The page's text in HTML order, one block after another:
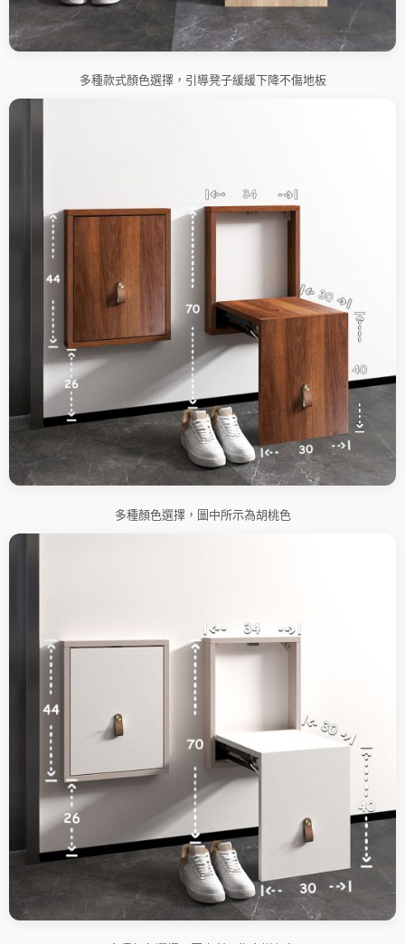
多種款式顏色選擇，引導凳子緩緩下降不傷地板
多種顏色選擇，圖中所示為胡桃色